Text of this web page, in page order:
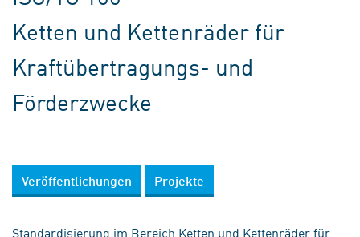
Ketten und Kettenräder für
Kraftübertragungs- und
Förderzwecke
Veröffentlichungen Projekte
Standardisierung im Bereich Ketten und Kettenräder für